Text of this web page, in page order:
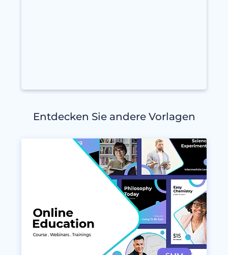
Entdecken Sie andere Vorlagen